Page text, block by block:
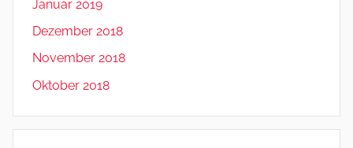
Januar 2019
Dezember 2018
November 2018
Oktober 2018